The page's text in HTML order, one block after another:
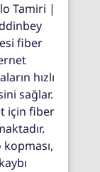
Tamiri |
fiber
hızlı
sağlar.
için fiber